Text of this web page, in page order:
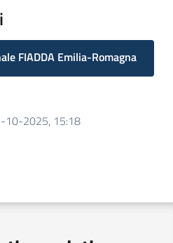
FIADDA Emilia-Romagna
10-2025, 15:18